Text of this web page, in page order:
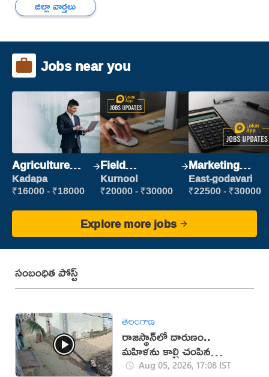
జిల్లా వార్తలు
Jobs near you
Agriculture
Labour
Kadapa
₹16000 - ₹18000
Field
Marketing
Executive
Kurnool
₹20000 - ₹30000
Marketing
Executive
East-godavari
₹22500 - ₹30000
Explore more jobs
సంబంధిత పోస్ట్
తెలంగాణ
రాజస్థాన్‌లో దారుణం..
మహిళను కాల్చి చంపిన
యువకుడు (వీడియో)
Aug 05, 2026, 17:08 IST